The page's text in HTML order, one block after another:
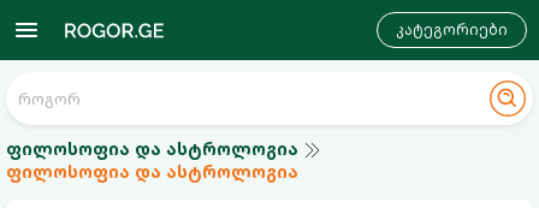
კატეგორიები
ფილოსოფია და ასტროლოგია
ფილოსოფია და ასტროლოგია